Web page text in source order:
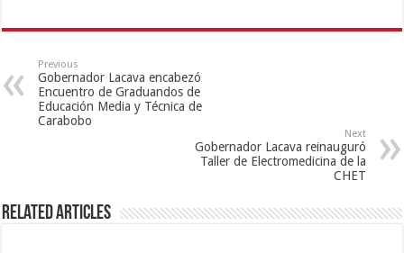
Previous
Gobernador Lacava encabezó
Encuentro de Graduandos de
Educación Media y Técnica de
Carabobo
Next
Gobernador Lacava reinauguró
Taller de Electromedicina de la
CHET
Related Articles